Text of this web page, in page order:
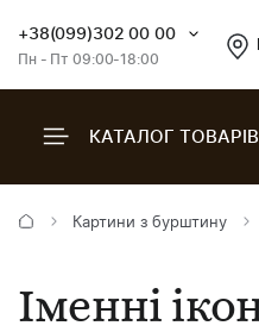
+38(099)302 00 00
Пн - Пт 09:00-18:00
КАТАЛОГ ТОВАРІВ
Картини з бурштину
Іменні